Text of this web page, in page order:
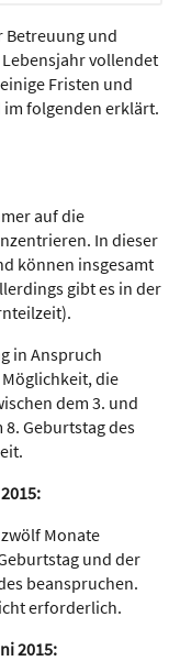
Betreuung und
Lebensjahr vollendet
Fristen und
im folgenden erklärt.
auf die
In dieser
können insgesamt
gibt es in der
in Anspruch
die
dem 3. und
Geburtstag des
Monate
und der
beanspruchen.
erforderlich.
2015: